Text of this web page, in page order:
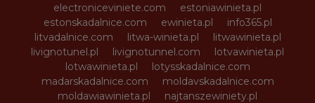
electroniceviniete.com
estoniawinieta.pl
estonskadalnice.com
ewinieta.pl
info365.pl
litvadalnice.com
litwa-winieta.pl
litwawinieta.pl
livignotunel.pl
livignotunnel.com
lotvawinieta.pl
lotwawinieta.pl
lotysskadalnice.com
madarskadalnice.com
moldavskadalnice.com
moldawiawinieta.pl
najtanszewiniety.pl